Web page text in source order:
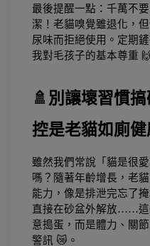
最後提醒一點：千萬不
潔！老貓嗅覺雖退化，
尿味而拒絕使用。定期
我對毛孩子的基本尊重
🚿別讓壞習慣
控是老貓如廁
雖然我們常說「貓是很
嗎？隨著年齡增長，老
能力，像是排泄完忘了
直接在砂盆外解放……這
意搗蛋，而是體力、關
警訊 😿。